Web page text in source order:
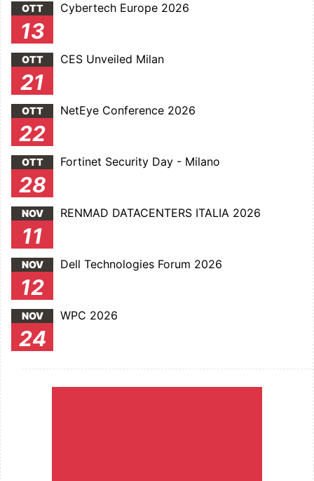
OTT
13
Cybertech Europe 2026
OTT
21
CES Unveiled Milan
OTT
22
NetEye Conference 2026
OTT
28
Fortinet Security Day - Milano
NOV
11
RENMAD DATACENTERS ITALIA 2026
NOV
12
Dell Technologies Forum 2026
NOV
24
WPC 2026